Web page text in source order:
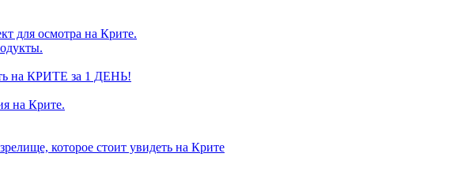
для осмотра на Крите.
на КРИТЕ за 1 ДЕНЬ!
на Крите.
которое стоит увидеть на Крите